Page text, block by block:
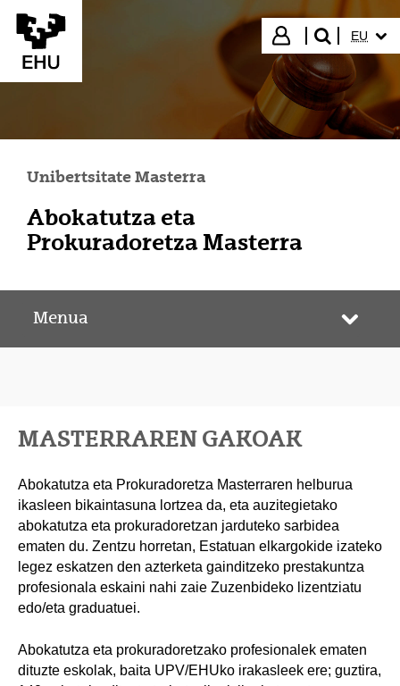
Eduki nagusira joan
Hasi saioa
bilatu"
EU
Unibertsitate Masterra
Abokatutza eta
Prokuradoretza Masterra
Menua
MASTERRAREN GAKOAK
Abokatutza eta Prokuradoretza Masterraren helburua
ikasleen bikaintasuna lortzea da, eta auzitegietako
abokatutza eta prokuradoretzan jarduteko sarbidea
ematen du. Zentzu horretan, Estatuan elkargokide izateko
legez eskatzen den azterketa gainditzeko prestakuntza
profesionala eskaini nahi zaie Zuzenbideko lizentziatu
edo/eta graduatuei.
Abokatutza eta prokuradoretzako profesionalek ematen
dituzte eskolak, baita UPV/EHUko irakasleek ere; guztira,